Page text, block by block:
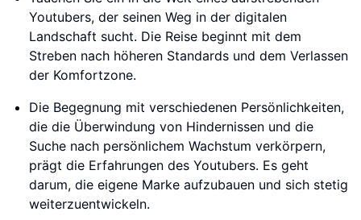
Youtubers, der seinen Weg in der digitalen
Landschaft sucht. Die Reise beginnt mit dem
Streben nach höheren Standards und dem Verlassen
der Komfortzone.
Die Begegnung mit verschiedenen Persönlichkeiten,
die die Überwindung von Hindernissen und die
Suche nach persönlichem Wachstum verkörpern,
prägt die Erfahrungen des Youtubers. Es geht
darum, die eigene Marke aufzubauen und sich stetig
weiterzuentwickeln.